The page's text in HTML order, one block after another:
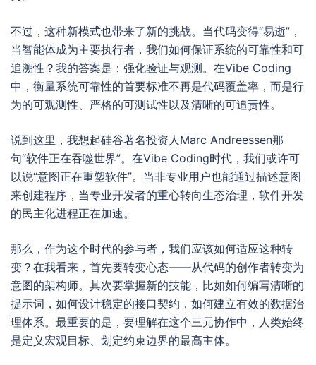
不过，这种新模式也带来了新的挑战。当代码变得“易逝”，
当智能体成为主要执行者，我们如何保证系统的可靠性和可
追溯性？我的答案是：强化验证与观测。在Vibe Coding
中，衡量系统可靠性的首要标准不再是代码覆盖率，而是行
为的可观测性、严格的可测试性以及清晰的可追责性。
说到这里，我想起硅谷著名投资人Marc Andreessen那
句“软件正在吞噬世界”。在Vibe Coding时代，我们或许可
以说“意图正在重塑软件”。当非专业用户也能通过描述意图
来创建程序，当专业开发者的重心转向生态治理，软件开发
的民主化进程正在加速。
那么，作为这个时代的参与者，我们应该如何适应这种转
变？在我看来，首先要转变心态——从代码的创作者转变为
意图的架构师。其次要掌握新的技能，比如如何编写清晰的
提示词，如何设计稳定的接口契约，如何建立有效的数据治
理体系。最重要的是，要理解在这个三元协作中，人类始终
是定义宏观目标、划定约束边界的最高主体。